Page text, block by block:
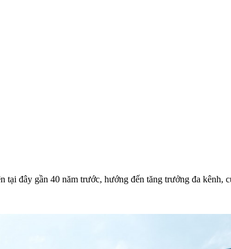
đây gần 40 năm trước, hướng đến tăng trưởng đa kênh,